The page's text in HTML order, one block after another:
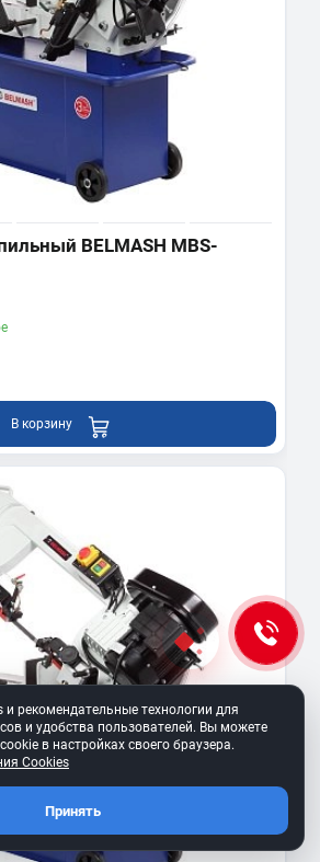
BELMASH MBS-
В корзину
рекомендательные технологии для
и удобства пользователей. Вы можете
в настройках своего браузера.
Cookies
Принять